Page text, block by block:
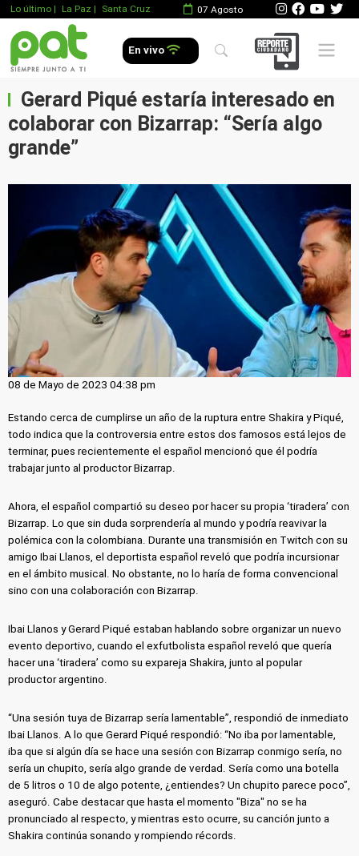
Lo último | La Paz | Santa Cruz 07 Agosto
En vivo Mobile
Gerard Piqué estaría interesado en
colaborar con Bizarrap: “Sería algo
grande”
08 de Mayo de 2023 04:38 pm
Estando cerca de cumplirse un año de la ruptura entre Shakira y Piqué,
todo indica que la controversia entre estos dos famosos está lejos de
terminar, pues recientemente el español mencionó que él podría
trabajar junto al productor Bizarrap.
Ahora, el español compartió su deseo por hacer su propia ‘tiradera’ con
Bizarrap. Lo que sin duda sorprendería al mundo y podría reavivar la
polémica con la colombiana. Durante una transmisión en Twitch con su
amigo Ibai Llanos, el deportista español reveló que podría incursionar
en el ámbito musical. No obstante, no lo haría de forma convencional
sino con una colaboración con Bizarrap.
Ibai Llanos y Gerard Piqué estaban hablando sobre organizar un nuevo
evento deportivo, cuando el exfutbolista español reveló que quería
hacer una ‘tiradera’ como su expareja Shakira, junto al popular
productor argentino.
“Una sesión tuya de Bizarrap sería lamentable”, respondió de inmediato
Ibai Llanos. A lo que Gerard Piqué respondió: “No iba por lamentable,
iba que si algún día se hace una sesión con Bizarrap conmigo sería, no
sería un chupito, sería algo grande de verdad. Sería como una botella
de 5 litros o 10 de algo potente, ¿entiendes? Un chupito parece poco”,
aseguró. Cabe destacar que hasta el momento "Biza" no se ha
pronunciado al respecto, y mientras esto ocurre, su canción junto a
Shakira continúa sonando y rompiendo récords.